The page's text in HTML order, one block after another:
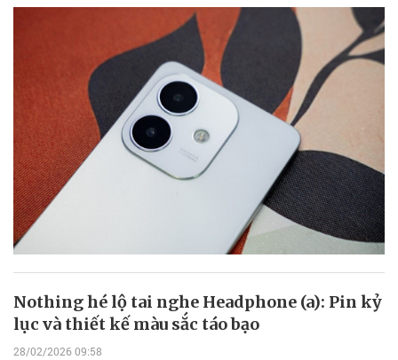
Nothing hé lộ tai nghe Headphone (a): Pin kỷ
lục và thiết kế màu sắc táo bạo
28/02/2026 09:58